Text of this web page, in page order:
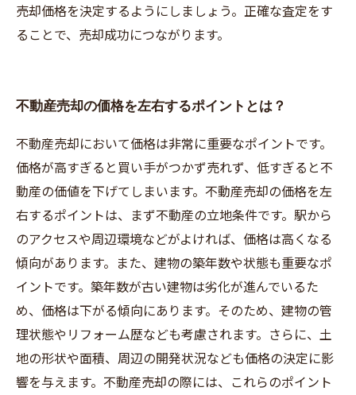
売却価格を決定するようにしましょう。正確な査定をす
ることで、売却成功につながります。
不動産売却の価格を左右するポイントとは？
不動産売却において価格は非常に重要なポイントです。
価格が高すぎると買い手がつかず売れず、低すぎると不
動産の価値を下げてしまいます。不動産売却の価格を左
右するポイントは、まず不動産の立地条件です。駅から
のアクセスや周辺環境などがよければ、価格は高くなる
傾向があります。また、建物の築年数や状態も重要なポ
イントです。築年数が古い建物は劣化が進んでいるた
め、価格は下がる傾向にあります。そのため、建物の管
理状態やリフォーム歴なども考慮されます。さらに、土
地の形状や面積、周辺の開発状況なども価格の決定に影
響を与えます。不動産売却の際には、これらのポイント